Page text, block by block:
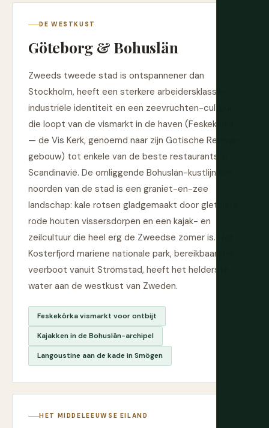
DE WESTKUST
Göteborg & Bohuslän
Zweeds tweede stad is ontspannener dan
Stockholm, heeft een sterkere arbeidersklasse-
industriële identiteit en een zeevruchten-cultuur
die loopt van de vismarkt in de haven (Feskekôrka
— de Vis Kerk, genoemd naar zijn Gotische Revival-
gebouw) tot enkele van de beste restaurants in
Scandinavië. De omliggende Bohuslän-kustlijn ten
noorden van de stad is een graniet-en-zee
landschap: kale rotsen gladgemaakt door gletsjers,
rode houten vissersdorpen en een kajak- en
zeilcultuur die heel erg de Zweedse zomer is. Het
Kosterfjord mariene nationale park, bereikbaar per
veerboot vanuit Strömstad, heeft het helderste
water aan de westkust van Zweden.
Feskekôrka vismarkt voor ontbijt
Kajakken in de Bohuslän-archipel
Langoustine aan de kade in Smögen
HET MIDDELEEUWSE EILAND